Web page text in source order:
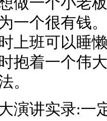
一个很有钱
上班可以睡
抱着一个伟
。
演讲实录:一